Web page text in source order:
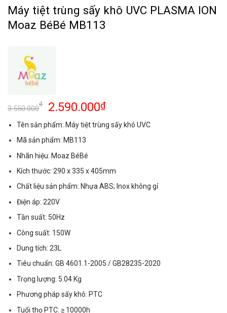
Máy tiệt trùng sấy khô UVC PLASMA ION
Moaz BéBé MB113
3.550.000
₫ 2.590.000₫
Tên sản phẩm: Máy tiệt trùng sấy khô UVC
Mã sản phẩm: MB113
Nhãn hiệu: Moaz BéBé
Kích thước: 290 x 335 x 405mm
Chất liệu sản phẩm: Nhựa ABS; Inox không gỉ
Điện áp: 220V
Tần suất: 50Hz
Công suất: 150W
Dung tích: 23L
Tiêu chuẩn: GB 4601.1-2005 / GB28235-2020
Trọng lượng: 5.04 Kg
Phương pháp sấy khô: PTC
Tuổi thọ PTC: ≥ 10000h